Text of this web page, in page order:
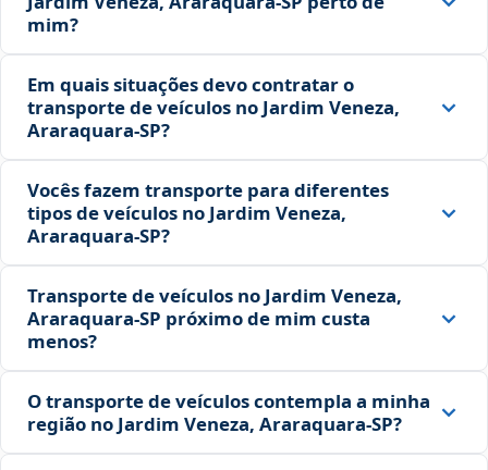
mim?
Em quais situações devo contratar o
transporte de veículos no Jardim Veneza,
Araraquara‑SP?
Vocês fazem transporte para diferentes
tipos de veículos no Jardim Veneza,
Araraquara‑SP?
Transporte de veículos no Jardim Veneza,
Araraquara‑SP próximo de mim custa
menos?
O transporte de veículos contempla a minha
região no Jardim Veneza, Araraquara‑SP?